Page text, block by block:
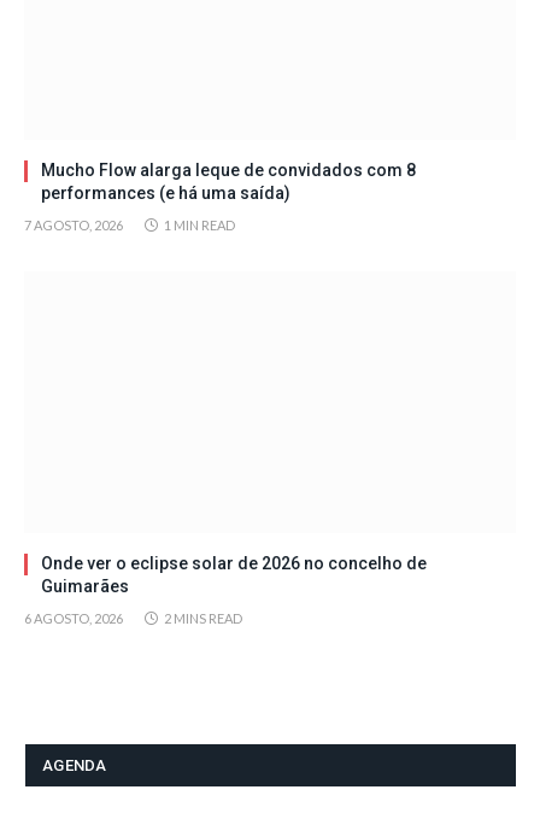
Mucho Flow alarga leque de convidados com 8
performances (e há uma saída)
7 AGOSTO, 2026 1 MIN READ
Onde ver o eclipse solar de 2026 no concelho de
Guimarães
6 AGOSTO, 2026 2 MINS READ
AGENDA